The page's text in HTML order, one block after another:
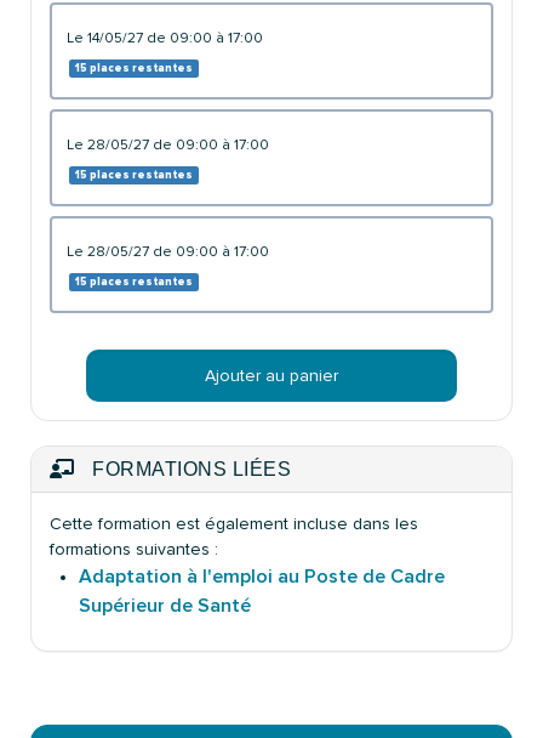
le 14/05/27 de 09:00 à 17:00
15 places restantes
le 28/05/27 de 09:00 à 17:00
15 places restantes
le 28/05/27 de 09:00 à 17:00
15 places restantes
Ajouter au panier
FORMATIONS LIÉES
Cette formation est également incluse dans les
formations suivantes :
Adaptation à l'emploi au Poste de Cadre
Supérieur de Santé